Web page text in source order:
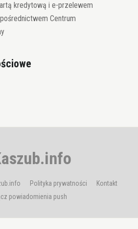
kredytową i e-przelewem
Centrum
Polityka prywatności
Kontakt
powiadomienia push